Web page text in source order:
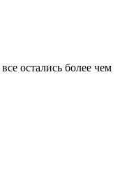
остались более чем